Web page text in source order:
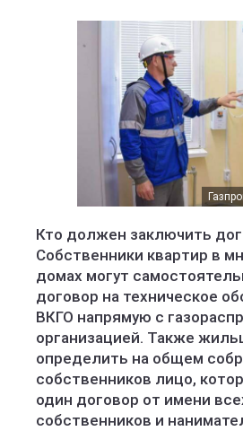
Кто должен заключить
Собственники квартир в
домах могут
договор на техническое
ВКГО напрямую с
организацией. Также
определить на общем
собственников лицо,
один договор от имени
собственников и